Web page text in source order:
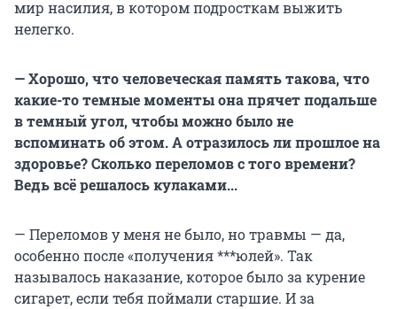
мир насилия, в котором подросткам выжить
нелегко.
— Хорошо, что человеческая память такова, что
какие-то темные моменты она прячет подальше
в темный угол, чтобы можно было не
вспоминать об этом. А отразилось ли прошлое на
здоровье? Сколько переломов с того времени?
Ведь всё решалось кулаками...
— Переломов у меня не было, но травмы — да,
особенно после «получения ***юлей». Так
называлось наказание, которое было за курение
сигарет, если тебя поймали старшие. И за